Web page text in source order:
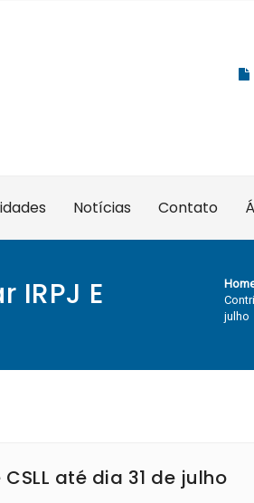
Notícias Contato
E
julho
até dia 31 de julho